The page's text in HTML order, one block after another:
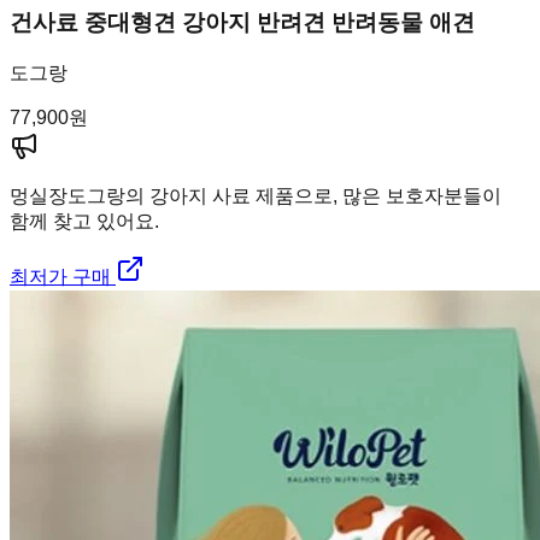
건사료 중대형견 강아지 반려견 반려동물 애견
도그랑
77,900원
멍실장도그랑의 강아지 사료 제품으로, 많은 보호자분들이
함께 찾고 있어요.
최저가 구매